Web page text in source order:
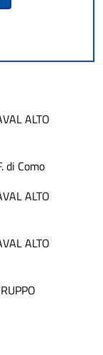
ALTO
di Como
ALTO
ALTO